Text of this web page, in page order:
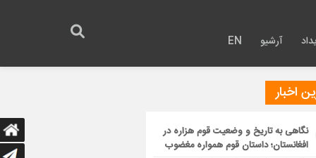
آرشیو EN
اخبار
نگاهی به تاریخ و وضعیت قوم هزاره در
افغانستان؛ داستان قوم همواره مغضوب